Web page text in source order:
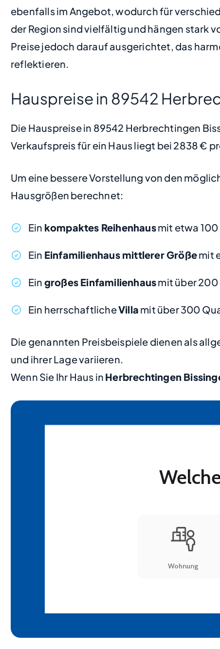
ebenfalls im Angebot, wodurch für
der Region sind vielfältig und hängen stark
Preise jedoch darauf ausgerichtet, das
reflektieren.
Hauspreise in 89542
Die Hauspreise in 89542 Herbrechtingen
Verkaufspreis für ein Haus liegt bei 2838 €
Um eine bessere Vorstellung von den
Hausgrößen berechnet:
Ein kompaktes Reihenhausmit etwa
Ein Einfamilienhaus mittlerer Größemit
Ein großes Einfamilienhausmit über
Ein herrschaftlicheVilla mit über 300
Die genannten Preisbeispiele dienen als
und ihrer Lage variieren.
Wenn Sie Ihr Haus in Herbrechtingen